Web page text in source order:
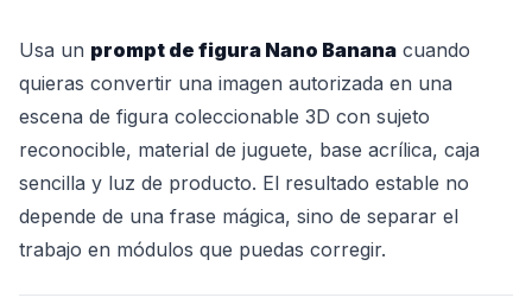
Usa un prompt de figura Nano Banana cuando
quieras convertir una imagen autorizada en una
escena de figura coleccionable 3D con sujeto
reconocible, material de juguete, base acrílica, caja
sencilla y luz de producto. El resultado estable no
depende de una frase mágica, sino de separar el
trabajo en módulos que puedas corregir.